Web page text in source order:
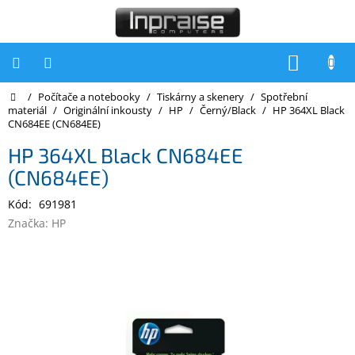
Počítače
Počítače
Notebooky
Tiskárny
Domů
/ Počítače a notebooky / Tiskárny a skenery / Spotřební
materiál / Originální inkousty / HP / Černý/Black / HP 364XL Black
CN684EE (CN684EE)
HP 364XL Black CN684EE
(CN684EE)
Kód: 691981
Značka: HP